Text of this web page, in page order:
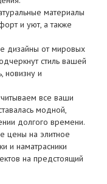
материалы
и уют, а также
дизайны от мировых
стиль вашей
новизну и
все ваши
модной,
долгого времени.
цены на элитное
и наматрасники
на предстоящий